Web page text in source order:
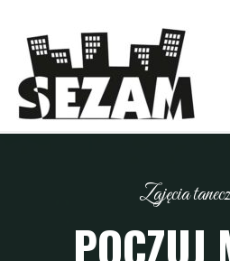
Zajęcia
POCZUJ